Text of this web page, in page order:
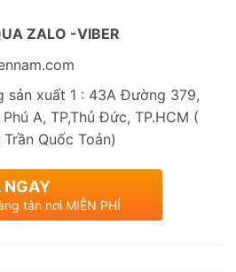
ZALO -VIBER
sản xuất 1 : 43A Đường 379,
A, TP,Thủ Đức, TP.HCM (
Quốc Toản)
NGAY
tận nơi MIỄN PHÍ